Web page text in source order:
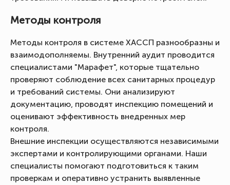
Методы контроля
Методы контроля в системе ХАССП разнообразны и
взаимодополняемы. Внутренний аудит проводится
специалистами "Марафет", которые тщательно
проверяют соблюдение всех санитарных процедур
и требований системы. Они анализируют
документацию, проводят инспекцию помещений и
оценивают эффективность внедренных мер
контроля.
Внешние инспекции осуществляются независимыми
экспертами и контролирующими органами. Наши
специалисты помогают подготовиться к таким
проверкам и оперативно устранить выявленные